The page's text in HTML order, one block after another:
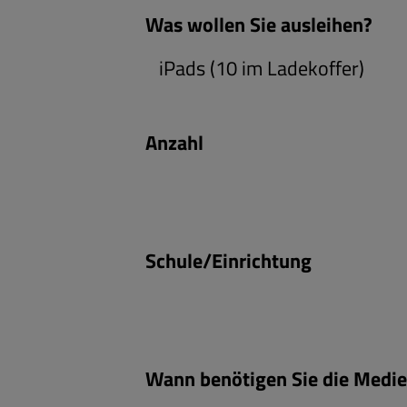
Was wollen Sie ausleihen?
Anzahl
Schule/Einrichtung
Wann benötigen Sie die